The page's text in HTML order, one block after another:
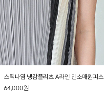
스틱나염 냉감플리츠 A라인 민소매원피스
64,000원